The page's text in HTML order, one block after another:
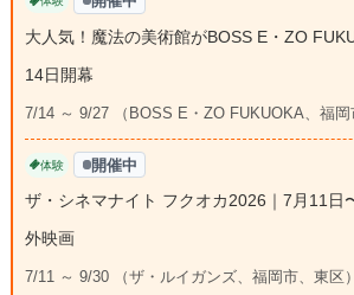
大人気！魔法の美術館がBOSS E・ZO
14日開幕
7/14 ～ 9/27 （BOSS E・ZO FUKUOKA、福岡
体験 開催中
ザ・シネマナイト フクオカ2026｜7月11日
外映画
7/11 ～ 9/30 （ザ・ルイガンズ、福岡市、東区）